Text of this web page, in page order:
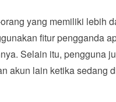
yang memiliki lebih
fitur pengganda
Selain itu, pengguna
akun lain ketika sedang